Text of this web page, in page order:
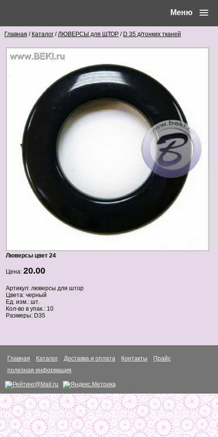
Меню
Главная / Каталог/ЛЮВЕРСЫ для ШТОР/ D 35 д/тонких тканей
Люверсы цвет 24
Цена: 20.00
Артикул: люверсы для штор
Цвета: черный
Ед. изм.: шт.
Кол-во в упак.: 10
Размеры: D35
Главная Каталог Доставка и оплата Контакты
Прайс
полезная информация